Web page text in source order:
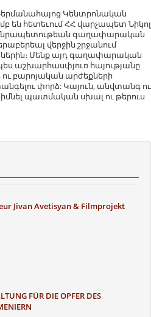
Կենտրոնական
են հետեւում ՀՀ վարչապետ Նիկոլ
գաղափարական
վերջին շրջանում
Մենք այդ գաղափարական
աշխարհասփյուռ հայությանը
բարոյական արժեքների
փորձ: Կայուն, անվտանգ ու
պատմական սխալ ու թերուս
Jivan Avetisyan & Filmprojekt
FÜR DIE OPFER DES